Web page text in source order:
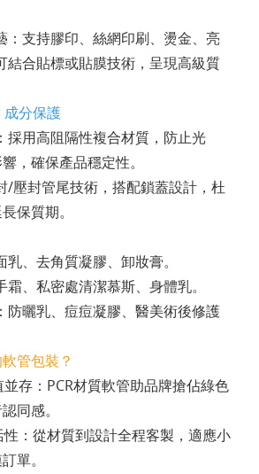
支持膠印、絲網印刷、燙金、亮
結合貼標或貼膜技術，呈現高級質
成分保護
用高阻隔性複合材質，防止光
，確保產品穩定性。
壓封管尾技術，搭配鎖蓋設計，杜
保質期。
、去角質凝膠、卸妝膏。
、私密處清潔慕斯、身體乳。
曬乳、痘痘凝膠、醫美術後修護
管包裝？
存：PCR材質軟管助品牌搶佔綠色
同感。
：從材質到設計全程客製，適應小
單。